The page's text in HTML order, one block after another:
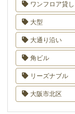
ワンフロア貸し
大型
大通り沿い
角ビル
リーズナブル
大阪市北区